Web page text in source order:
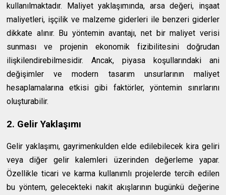
kullanılmaktadır. Maliyet yaklaşımında, arsa değeri, inşaat
maliyetleri, işçilik ve malzeme giderleri ile benzeri giderler
dikkate alınır. Bu yöntemin avantajı, net bir maliyet verisi
sunması ve projenin ekonomik fizibilitesini doğrudan
ilişkilendirebilmesidir. Ancak, piyasa koşullarındaki ani
değişimler ve modern tasarım unsurlarının maliyet
hesaplamalarına etkisi gibi faktörler, yöntemin sınırlarını
oluşturabilir.
2. Gelir Yaklaşımı
Gelir yaklaşımı, gayrimenkulden elde edilebilecek kira geliri
veya diğer gelir kalemleri üzerinden değerleme yapar.
Özellikle ticari ve karma kullanımlı projelerde tercih edilen
bu yöntem, gelecekteki nakit akışlarının bugünkü değerine